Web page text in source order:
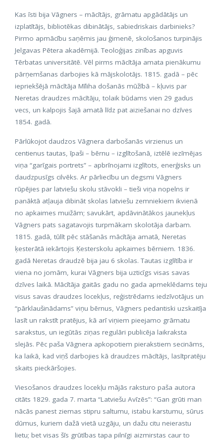
Kas īsti bija Vāgners – mācītājs, grāmatu apgādātājs un
izplatītājs, bibliotēkas dibinātājs, sabiedriskais darbinieks?
Pirmo apmācību saņēmis jau ģimenē, skološanos turpinājis
Jelgavas Pētera akadēmijā. Teoloģijas zinības apguvis
Tērbatas universitātē. Vēl pirms mācītāja amata pienākumu
pārņemšanas darbojies kā mājskolotājs. 1815. gadā – pēc
iepriekšējā mācītāja Mīliha došanās mūžībā – kļuvis par
Neretas draudzes mācītāju, tolaik būdams vien 29 gadus
vecs, un kalpojis šajā amatā līdz pat aiziešanai no dzīves
1854. gadā.
Pārlūkojot daudzos Vāgnera darbošanās virzienus un
centienus tautas, īpaši – bērnu – izglītošanā, iztēlē iezīmējas
viņa “garīgais portrets” – apbrīnojami izglītots, enerģisks un
daudzpusīgs cilvēks. Ar pārliecību un degsmi Vāgners
rūpējies par latviešu skolu stāvokli – tieši viņa nopelns ir
panāktā atļauja dibināt skolas latviešu zemniekiem ikvienā
no apkaimes muižām; savukārt, apdāvinātākos jaunekļus
Vāgners pats sagatavojis turpmākam skolotāja darbam.
1815. gadā, tūlīt pēc stāšanās mācītāja amatā, Neretas
ķesterātā iekārtojis Ķesterskolu apkaimes bērniem. 1836.
gadā Neretas draudzē bija jau 6 skolas. Tautas izglītība ir
viena no jomām, kurai Vāgners bija uzticīgs visas savas
dzīves laikā. Mācītāja gaitās gadu no gada apmeklēdams teju
visus savas draudzes locekļus, reģistrēdams iedzīvotājus un
“pārklaušinādams” viņu bērnus, Vāgners pedantiski uzskaitīja
lasīt un rakstīt pratējus, kā arī viņiem pieejamo grāmatu
sarakstus, un iegūtās ziņas regulāri publicēja laikraksta
slejās. Pēc paša Vāgnera apkopotiem pierakstiem secināms,
ka laikā, kad viņš darbojies kā draudzes mācītājs, lasītpratēju
skaits pieckāršojies.
Viesošanos draudzes locekļu mājās raksturo paša autora
citāts 1829. gada 7. marta “Latviešu Avīzēs”: “Gan grūti man
nācās panest ziemas stipru saltumu, istabu karstumu, sūrus
dūmus, kuriem dažā vietā uzgāju, un dažu citu neierastu
lietu; bet visas šīs grūtības tapa pilnīgi aizmirstas caur to